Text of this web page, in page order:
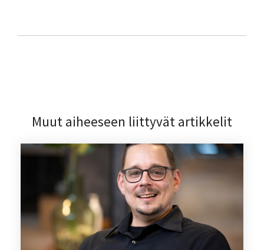
Muut aiheeseen liittyvät artikkelit